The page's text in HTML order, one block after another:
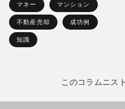
マネー マンション
不動産売却 成功例
知識
このコラムニス